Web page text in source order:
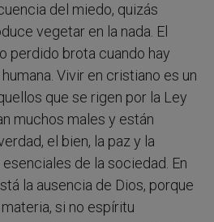
del miedo, quizás
vegetar en la nada. El
perdido brota cuando hay
Vivir en cristiano es un
que se rigen por la Ley
muchos males y están
el bien, la paz y la
de la sociedad. En
la ausencia de Dios, porque
si no espíritu